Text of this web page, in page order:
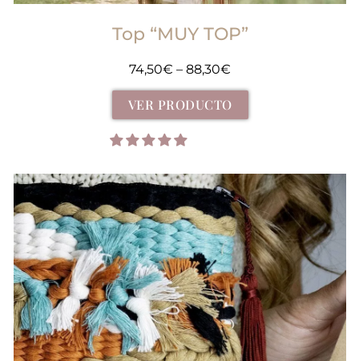
Top “MUY TOP”
74,50€ – 88,30€
VER PRODUCTO